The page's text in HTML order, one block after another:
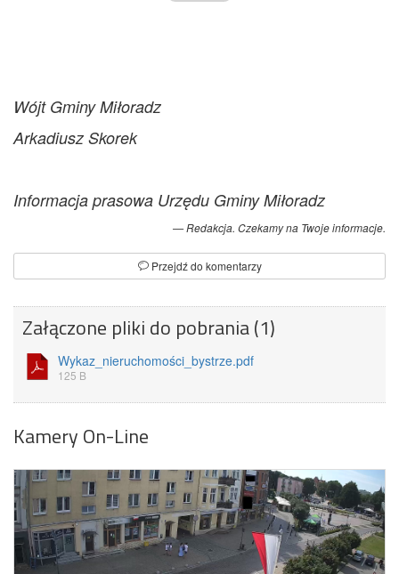
Wójt Gminy Miłoradz
Arkadiusz Skorek
Informacja prasowa Urzędu Gminy Miłoradz
Redakcja. Czekamy na Twoje informacje.
Przejdź do komentarzy
Załączone pliki do pobrania (1)
Wykaz_nieruchomości_bystrze.pdf
125 B
Kamery On-Line